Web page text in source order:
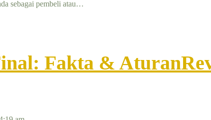
sebagai pembeli atau…
Fakta & Aturan